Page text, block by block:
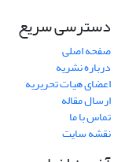
دسترسی سریع
صفحه اصلی
درباره نشریه
اعضای هیات تحریریه
ارسال مقاله
تماس با ما
نقشه سایت